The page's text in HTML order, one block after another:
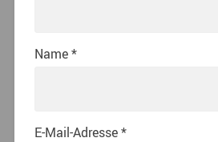
Name*
E-Mail-Adresse*